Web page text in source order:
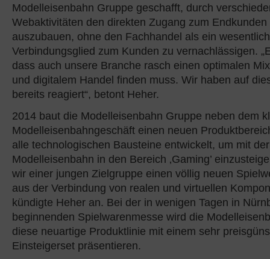
Modelleisenbahn Gruppe geschafft, durch
Webaktivitäten den direkten Zugang zum Endkunden
auszubauen, ohne den Fachhandel als ein
Verbindungsglied zum Kunden zu vernachlässigen.
dass auch unsere Branche rasch einen optimalen
und digitalem Handel finden muss. Wir haben auf
bereits reagiert“, betont Heher.
2014 baut die Modelleisenbahn Gruppe neben dem
Modelleisenbahngeschäft einen neuen
alle technologischen Bausteine entwickelt, um mit der
Modelleisenbahn in den Bereich ‚Gaming’
wir einer jungen Zielgruppe einen völlig neuen
aus der Verbindung von realen und virtuellen
kündigte Heher an. Bei der in wenigen Tagen in
beginnenden Spielwarenmesse wird die
diese neuartige Produktlinie mit einem sehr
Einsteigerset präsentieren.